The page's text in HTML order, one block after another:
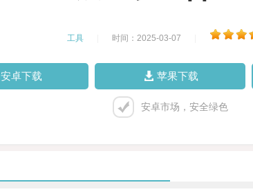
工具 时间：2025-03-07
安卓下载 苹果下载
安卓市场，安全绿色